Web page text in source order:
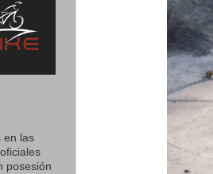
en las
posesión